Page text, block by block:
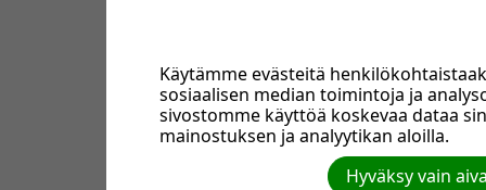
Johanneksen
Käytämme evästeitä
sosiaalisen median toimintoja ja
sivostomme käyttöä koskevaa dataa
mainostuksen ja analyytikan aloilla.
Hyväksy vain